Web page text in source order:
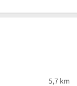
5,7 km